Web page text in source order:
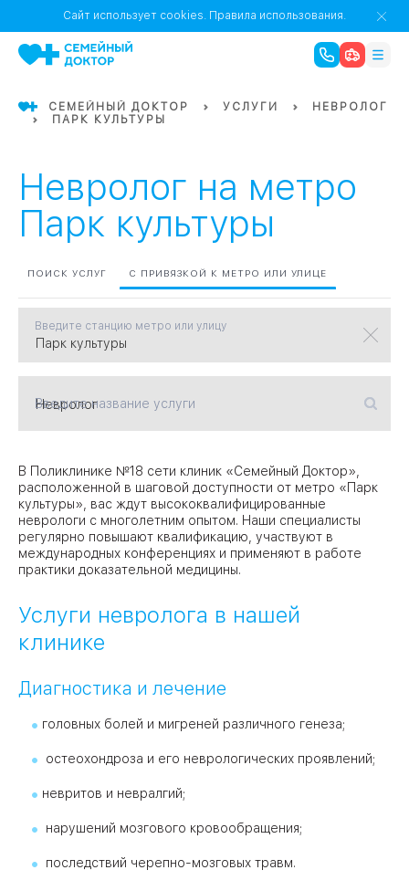
ЗАО
06
1 0
12
Бабушкинская
Бауманская
Теплый Стан
Академическая
Университет
Речной Вокзал
Янгеля
Сайт использует cookies. Правила использования.
СЕМЕЙНЫЙ ДОКТОР УСЛУГИ
НЕВРОЛОГ
ПАРК КУЛЬТУРЫ
Невролог на метро
Парк культуры
ПОИСК УСЛУГ С ПРИВЯЗКОЙ К МЕТРО ИЛИ УЛИЦЕ
Введите станцию метро или улицу
Введите название услуги
В Поликлинике №18 сети клиник «Семейный Доктор»,
расположенной в шаговой доступности от метро «Парк
культуры», вас ждут высококвалифицированные
неврологи с многолетним опытом. Наши специалисты
регулярно повышают квалификацию, участвуют в
международных конференциях и применяют в работе
практики доказательной медицины.
Услуги невролога в нашей
клинике
Диагностика и лечение
головных болей и мигреней различного генеза;
остеохондроза и его неврологических проявлений;
невритов и невралгий;
нарушений мозгового кровообращения;
последствий черепно-мозговых травм.